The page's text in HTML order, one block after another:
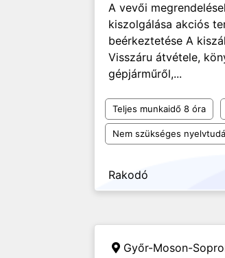
A vevői
kiszolgálása akciós
beérkeztetése A
Visszáru átvétele,
gépjárműről,...
Teljes munkaidő 8 óra
Nem szükséges
Rakodó
Győr-Moson-